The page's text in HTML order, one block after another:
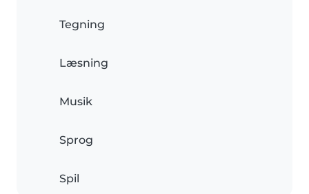
Tegning
Læsning
Musik
Sprog
Spil